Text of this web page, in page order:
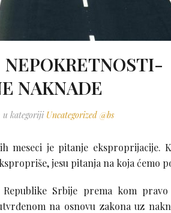
NAKNADE
u kategoriji Uncategorized @bs
meseci je pitanje eksproprijacije.
jesu pitanja na koja ćemo
Srbije prema kom
na osnovu zakona uz